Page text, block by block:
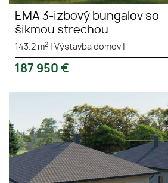
EMA 3-izbový bungalov so
šikmou strechou
143.2 m2 Výstavba domov
187 950 €